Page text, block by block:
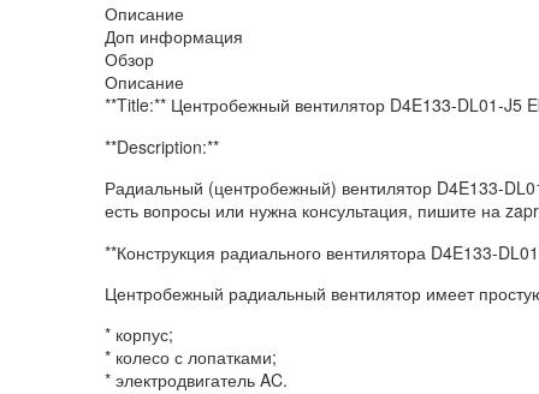
Описание
Доп информация
Обзор
Описание
**Title:** Центробежный вентилятор D4E133-DL01-J5
**Description:**
Радиальный (центробежный) вентилятор D4E133-
есть вопросы или нужна консультация, пишите на
**Конструкция радиального вентилятора D4E133-
Центробежный радиальный вентилятор имеет
* корпус;
* колесо с лопатками;
* электродвигатель AC.